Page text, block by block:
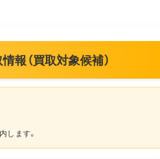
（買取対象候補）
します。